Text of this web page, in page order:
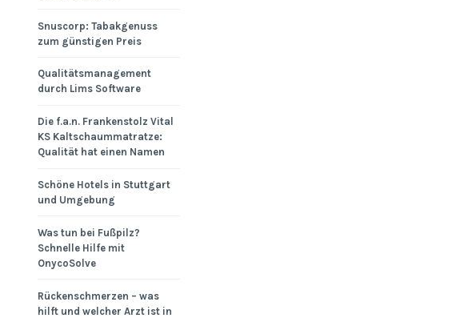
Snuscorp: Tabakgenuss
zum günstigen Preis
Qualitätsmanagement
durch Lims Software
Die f.a.n. Frankenstolz Vital
KS Kaltschaummatratze:
Qualität hat einen Namen
Schöne Hotels in Stuttgart
und Umgebung
Was tun bei Fußpilz?
Schnelle Hilfe mit
OnycoSolve
Rückenschmerzen – was
hilft und welcher Arzt ist in